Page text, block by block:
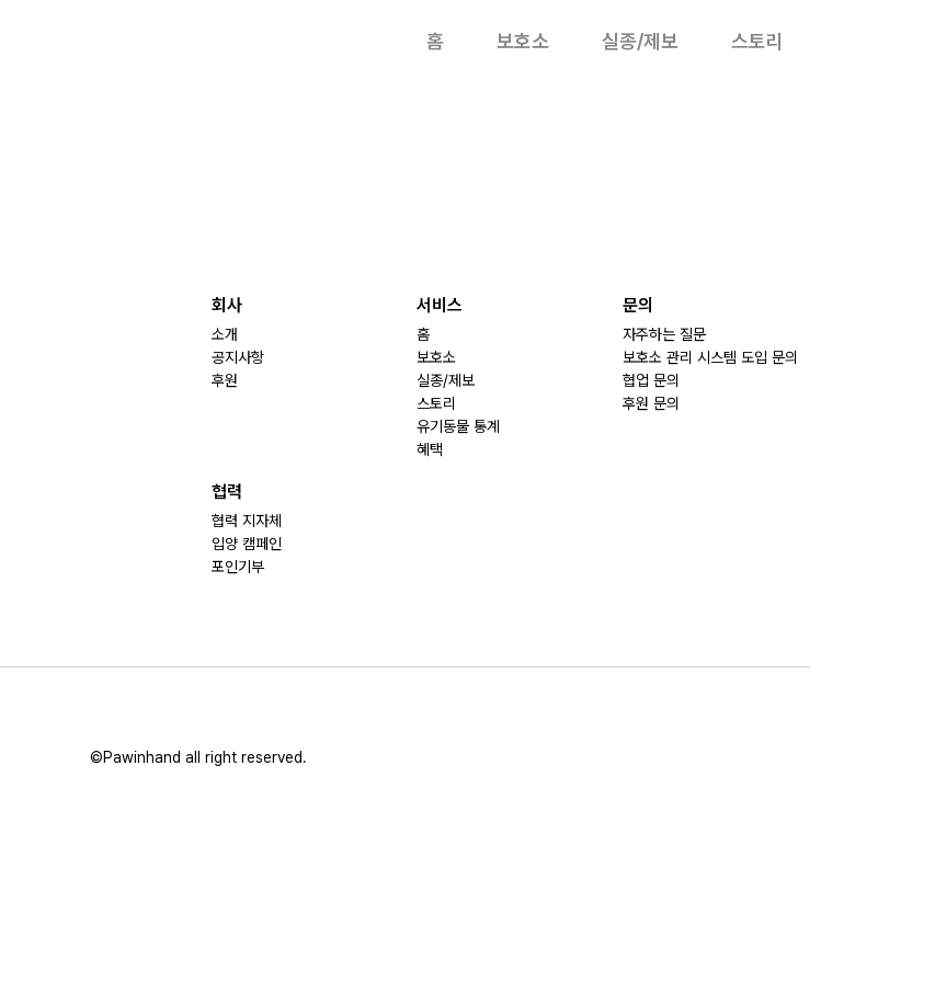
홈 보호소 실종/제보 스토리
회사
소개
공지사항
후원
서비스
홈
보호소
실종/제보
스토리
유기동물 통계
혜택
문의
자주하는 질문
보호소 관리 시스템 도입 문의
협업 문의
후원 문의
협력
협력 지자체
입양 캠페인
포인기부
©Pawinhand all right reserved.